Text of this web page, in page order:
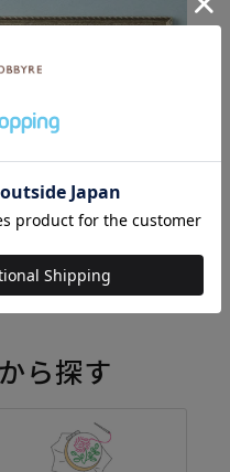
スステッチフレーム＜
(税込)
ら探す